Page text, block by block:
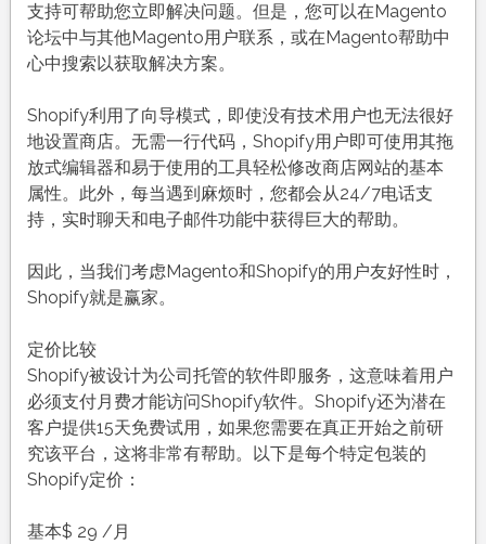
支持可帮助您立即解决问题。但是，您可以在Magento
论坛中与其他Magento用户联系，或在Magento帮助中
心中搜索以获取解决方案。
Shopify利用了向导模式，即使没有技术用户也无法很好
地设置商店。无需一行代码，Shopify用户即可使用其拖
放式编辑器和易于使用的工具轻松修改商店网站的基本
属性。此外，每当遇到麻烦时，您都会从24/7电话支
持，实时聊天和电子邮件功能中获得巨大的帮助。
因此，当我们考虑Magento和Shopify的用户友好性时，
Shopify就是赢家。
定价比较
Shopify被设计为公司托管的软件即服务，这意味着用户
必须支付月费才能访问Shopify软件。Shopify还为潜在
客户提供15天免费试用，如果您需要在真正开始之前研
究该平台，这将非常有帮助。以下是每个特定包装的
Shopify定价：
基本$ 29 /月